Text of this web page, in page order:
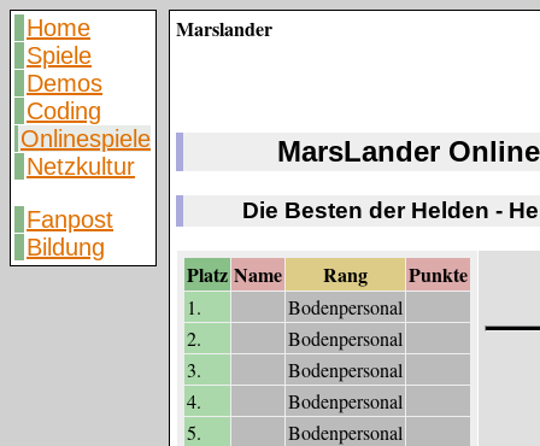
Home
Spiele
Demos
Coding
Onlinespiele
Netzkultur
Fanpost
Bildung
Marslander
MarsLander
Die Besten der Helden -
Platz Name Rang Punkte
1.
Bodenpersonal
2.
Bodenpersonal
3.
Bodenpersonal
4.
Bodenpersonal
5.
Bodenpersonal